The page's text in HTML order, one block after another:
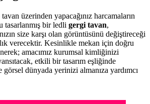
üzerinden yapacağınız harcamaların
tasarlanmış bir ledli gergi tavan,
size karşı olan görüntüsünü değiştireceği
verecektir. Kesinlikle mekan için doğru
amacımız kurumsal kimliğinizi
etkili bir tasarım eşliğinde
görsel dünyada yerinizi almanıza yardımcı